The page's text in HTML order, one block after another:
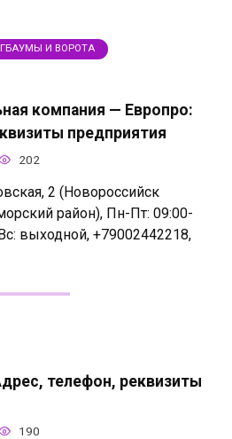
И ВОРОТА
компания — Европро:
предприятия
202
2 (Новороссийск
район), Пн-Пт: 09:00-
выходной, +79002442218,
телефон, реквизиты
190